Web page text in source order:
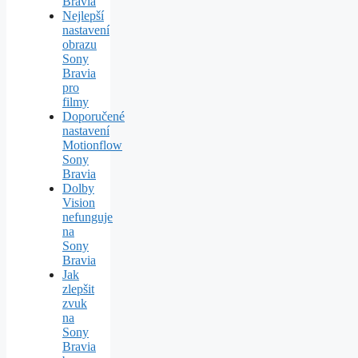
Nejlepší
nastavení
obrazu
Sony
Bravia
pro
filmy
Doporučené
nastavení
Motionflow
Sony
Bravia
Dolby
Vision
nefunguje
na
Sony
Bravia
Jak
zlepšit
zvuk
na
Sony
Bravia